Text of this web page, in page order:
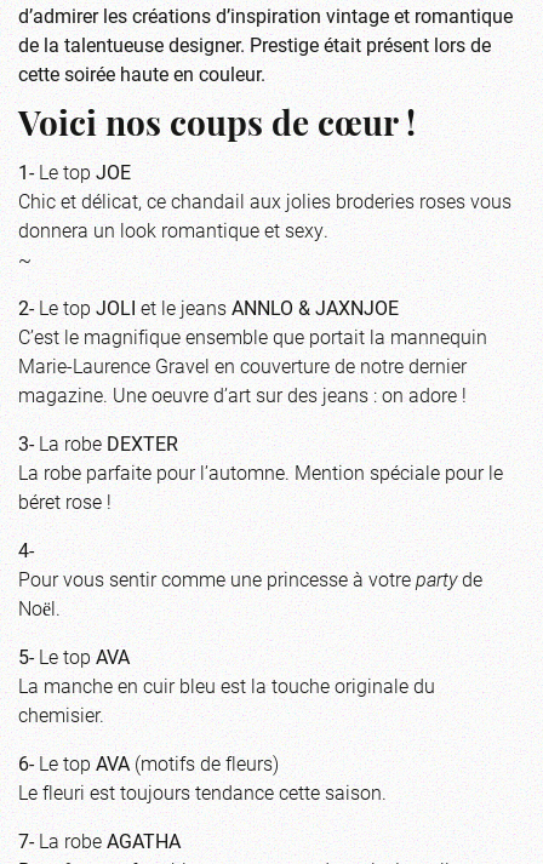
d’admirer les créations d’inspiration vintage et romantique
de la talentueuse designer. Prestige était présent lors de
cette soirée haute en couleur.
Voici nos coups de cœur !
1-Le topJOE
Chic et délicat, ce chandail aux jolies broderies roses vous
donnera un look romantique et sexy.
~
2-Le topJOLIet le jeansANNLO & JAXNJOE
C’est le magnifique ensemble que portait la mannequin
Marie-Laurence Gravel en couverture de notre dernier
magazine. Une oeuvre d’art sur des jeans : on adore !
3-La robeDEXTER
La robe parfaite pour l’automne. Mention spéciale pour le
béret rose !
4-
Pour vous sentir comme une princesse à votrepartyde
Noёl.
5-Le topAVA
La manche en cuir bleu est la touche originale du
chemisier.
6-Le topAVA(motifs de fleurs)
Le fleuri est toujours tendance cette saison.
7-La robeAGATHA